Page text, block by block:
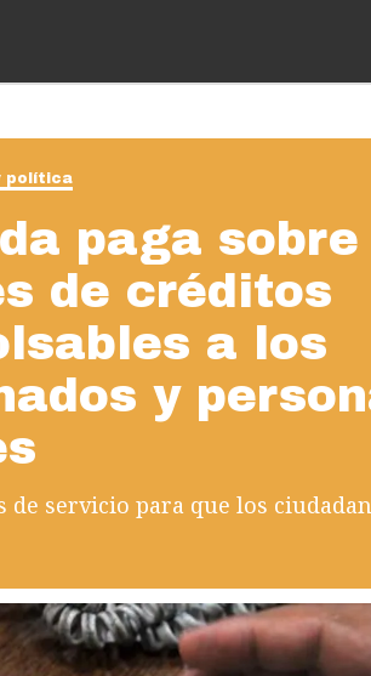
política
paga sobre
de créditos
a los
y
de servicio para que los